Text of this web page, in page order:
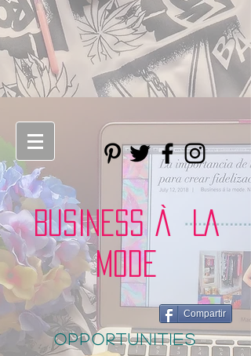
BUSINESS À LA
MODE
Compartir
opportunities